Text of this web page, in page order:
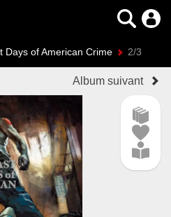
Days of American Crime 2/3
Album suivant